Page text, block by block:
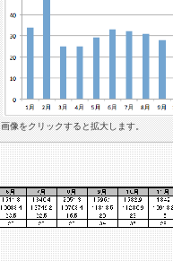
画像をクリックすると拡大します。